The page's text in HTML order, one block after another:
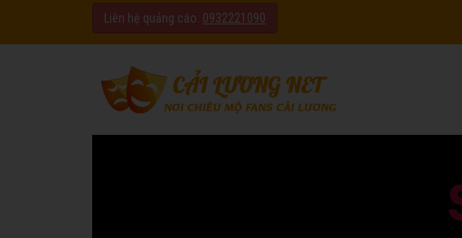
Liên hệ quảng cáo: 0932221090